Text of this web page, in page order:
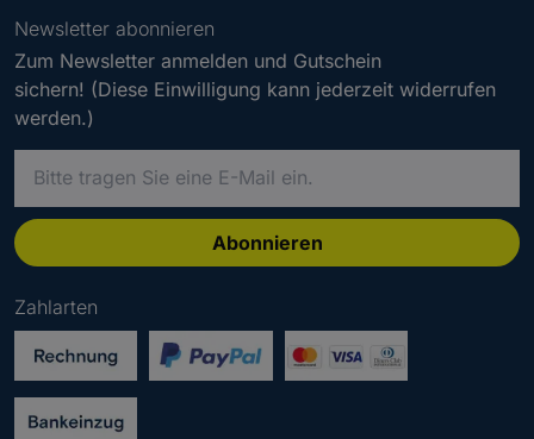
Newsletter abonnieren
Zum Newsletter anmelden und Gutschein
sichern! (Diese Einwilligung kann jederzeit widerrufen
werden.)
t
e
e
n
Abonnieren
Zahlarten